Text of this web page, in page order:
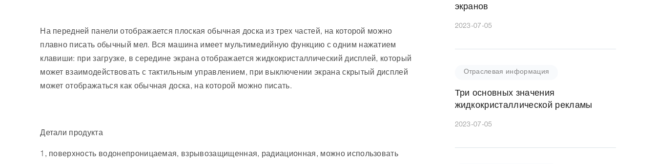
На передней панели отображается плоская обычная доска из трех частей, на которой можно
плавно писать обычный мел. Вся машина имеет мультимедийную функцию с одним нажатием
клавиши: при загрузке, в середине экрана отображается жидкокристаллический дисплей, который
может взаимодействовать с тактильным управлением, при выключении экрана скрытый дисплей
может отображаться как обычная доска, на которой можно писать.
Детали продукта
1, поверхность водонепроницаемая, взрывозащищенная, радиационная, можно использовать
экранов
2023-07-05
Отраслевая информация
Три основных значения
жидкокристаллической рекламы
2023-07-05